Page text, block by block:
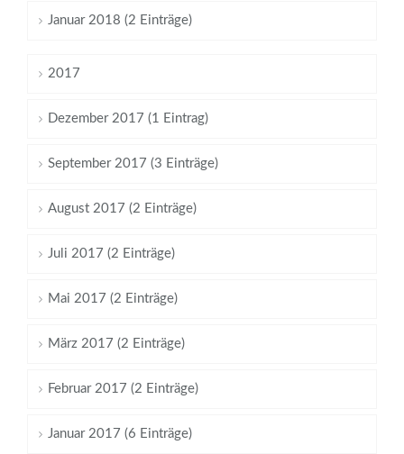
Januar 2018 (2 Einträge)
2017
Dezember 2017 (1 Eintrag)
September 2017 (3 Einträge)
August 2017 (2 Einträge)
Juli 2017 (2 Einträge)
Mai 2017 (2 Einträge)
März 2017 (2 Einträge)
Februar 2017 (2 Einträge)
Januar 2017 (6 Einträge)